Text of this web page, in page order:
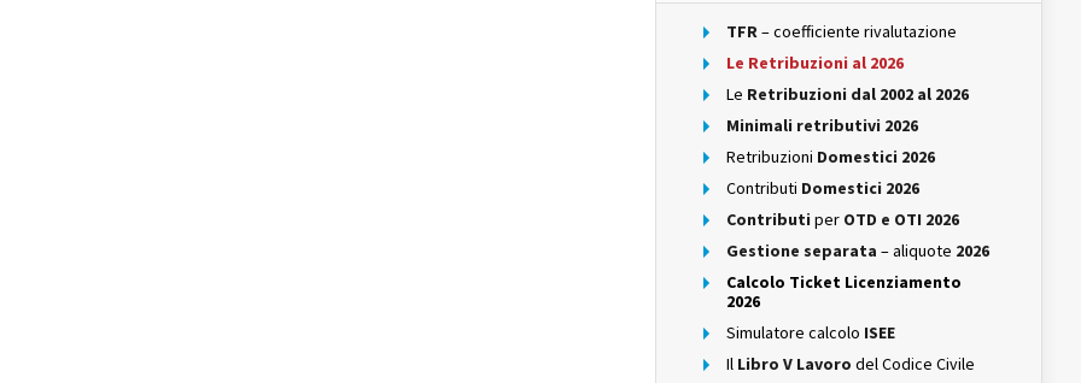
TFR– coefficiente rivalutazione
Le Retribuzioni al 2026
Le Retribuzioni dal 2002 al 2026
Minimali retributivi 2026
Retribuzioni Domestici 2026
Contributi Domestici 2026
Contributi per OTD e OTI 2026
Gestione separata – aliquote 2026
Calcolo Ticket Licenziamento
2026
Simulatore calcolo ISEE
Il Libro V Lavoro del Codice Civile